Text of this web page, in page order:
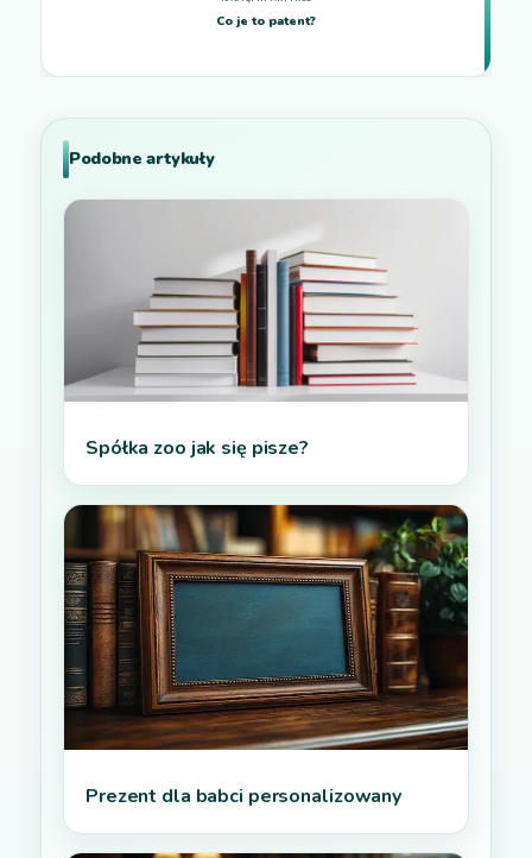
Co je to patent?
Podobne artykuły
Spółka zoo jak się pisze?
Prezent dla babci personalizowany